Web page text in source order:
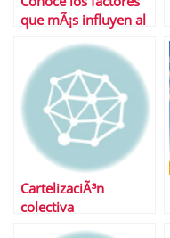
que mÃ¡s influyen al
CartelizaciÃ³n
colectiva